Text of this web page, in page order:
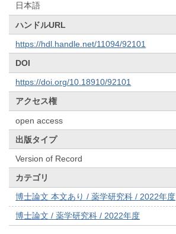
日本語
ハンドルURL
https://hdl.handle.net/11094/92101
DOI
https://doi.org/10.18910/92101
アクセス権
open access
出版タイプ
Version of Record
カテゴリ
博士論文 本文あり / 薬学研究科 / 2022年度
博士論文 / 薬学研究科 / 2022年度